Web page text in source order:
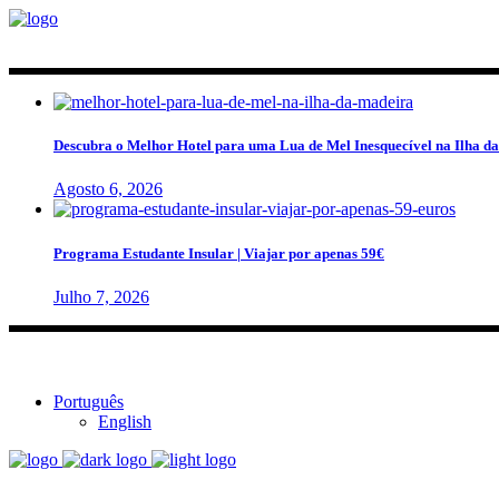
Descubra o Melhor Hotel para uma Lua de Mel Inesquecível na Ilha
Agosto 6, 2026
Programa Estudante Insular | Viajar por apenas 59€
Julho 7, 2026
Português
English